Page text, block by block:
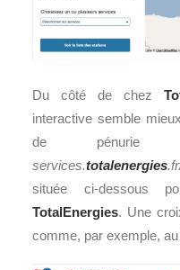
Du côté de chez
interactive semble
de
services.totalenergies
située ci-dessous
TotalEnergies. Une
comme, par exemple,